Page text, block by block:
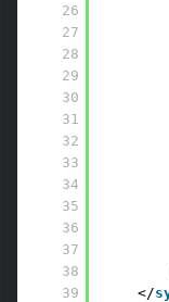
26
27
28
29
30
31
32
33
34
35
36
37
38
39
</